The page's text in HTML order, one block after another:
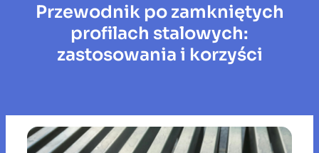
Przewodnik po zamkniętych
profilach stalowych:
zastosowania i korzyści